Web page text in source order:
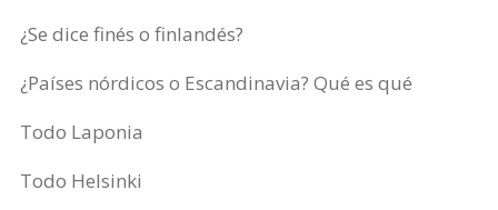
¿Se dice finés o finlandés?
¿Países nórdicos o Escandinavia? Qué es qué
Todo Laponia
Todo Helsinki